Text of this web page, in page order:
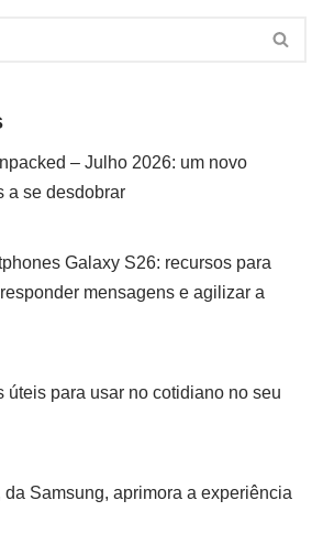
– Julho 2026: um novo
a se desdobrar
Galaxy S26: recursos para
mensagens e agilizar a
úteis para usar no cotidiano no seu
da Samsung, aprimora a experiência